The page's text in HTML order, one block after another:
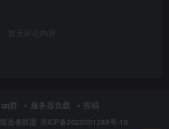
暂无评论内容
qq群 服务器负载 投稿
阻击者联盟 黑ICP备2022001288号-10